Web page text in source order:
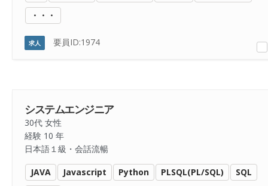
・・・
求人 要員ID:1974
システムエンジニア
30代 女性
経験 10 年
日本語１級・会話流暢
JAVA Javascript Python PLSQL(PL/SQL)
SQL